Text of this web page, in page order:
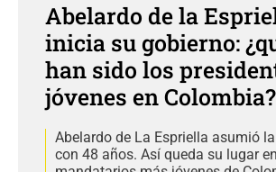
Abelardo de la
inicia su gobierno:
han sido los
jóvenes en Colombia?
Abelardo de La Espriella asumió
con 48 años. Así queda su lugar